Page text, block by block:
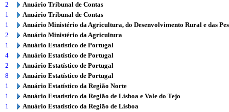
2
Anuário Tribunal de Contas
1
Anuário Tribunal de Contas
1
Anuário Ministério da Agricultura, do Desenvolvimento Rural e das
2
Anuário Ministério da Agricultura
1
Anuário Estatístico de Portugal
4
Anuário Estatístico de Portugal
2
Anuário Estatístico de Portugal
8
Anuário Estatístico de Portugal
1
Anuário Estatístico da Região Norte
1
Anuário Estatístico da Região de Lisboa e Vale do Tejo
1
Anuário Estatístico da Região de Lisboa